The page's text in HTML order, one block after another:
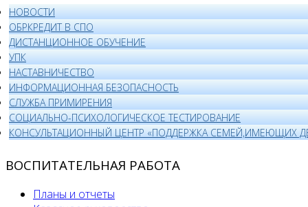
НОВОСТИ
ОБРКРЕДИТ В СПО
ДИСТАНЦИОННОЕ ОБУЧЕНИЕ
УПК
НАСТАВНИЧЕСТВО
ИНФОРМАЦИОННАЯ БЕЗОПАСНОСТЬ
СЛУЖБА ПРИМИРЕНИЯ
СОЦИАЛЬНО-ПСИХОЛОГИЧЕСКОЕ ТЕСТИРОВАНИЕ
КОНСУЛЬТАЦИОННЫЙ ЦЕНТР «ПОДДЕРЖКА СЕМЕЙ,ИМЕЮЩИХ
ВОСПИТАТЕЛЬНАЯ РАБОТА
Планы и отчеты